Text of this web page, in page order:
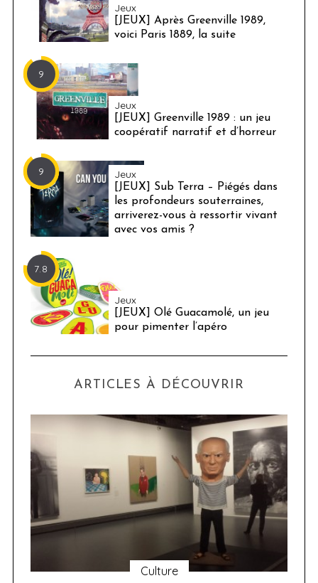
Jeux
[JEUX] Après Greenville 1989,
voici Paris 1889, la suite
9
Jeux
[JEUX] Greenville 1989 : un jeu
coopératif narratif et d’horreur
9 Jeux
[JEUX] Sub Terra – Piégés dans
les profondeurs souterraines,
arriverez-vous à ressortir vivant
avec vos amis ?
7.8
Jeux
[JEUX] Olé Guacamolé, un jeu
pour pimenter l’apéro
ARTICLES À DÉCOUVRIR
Culture